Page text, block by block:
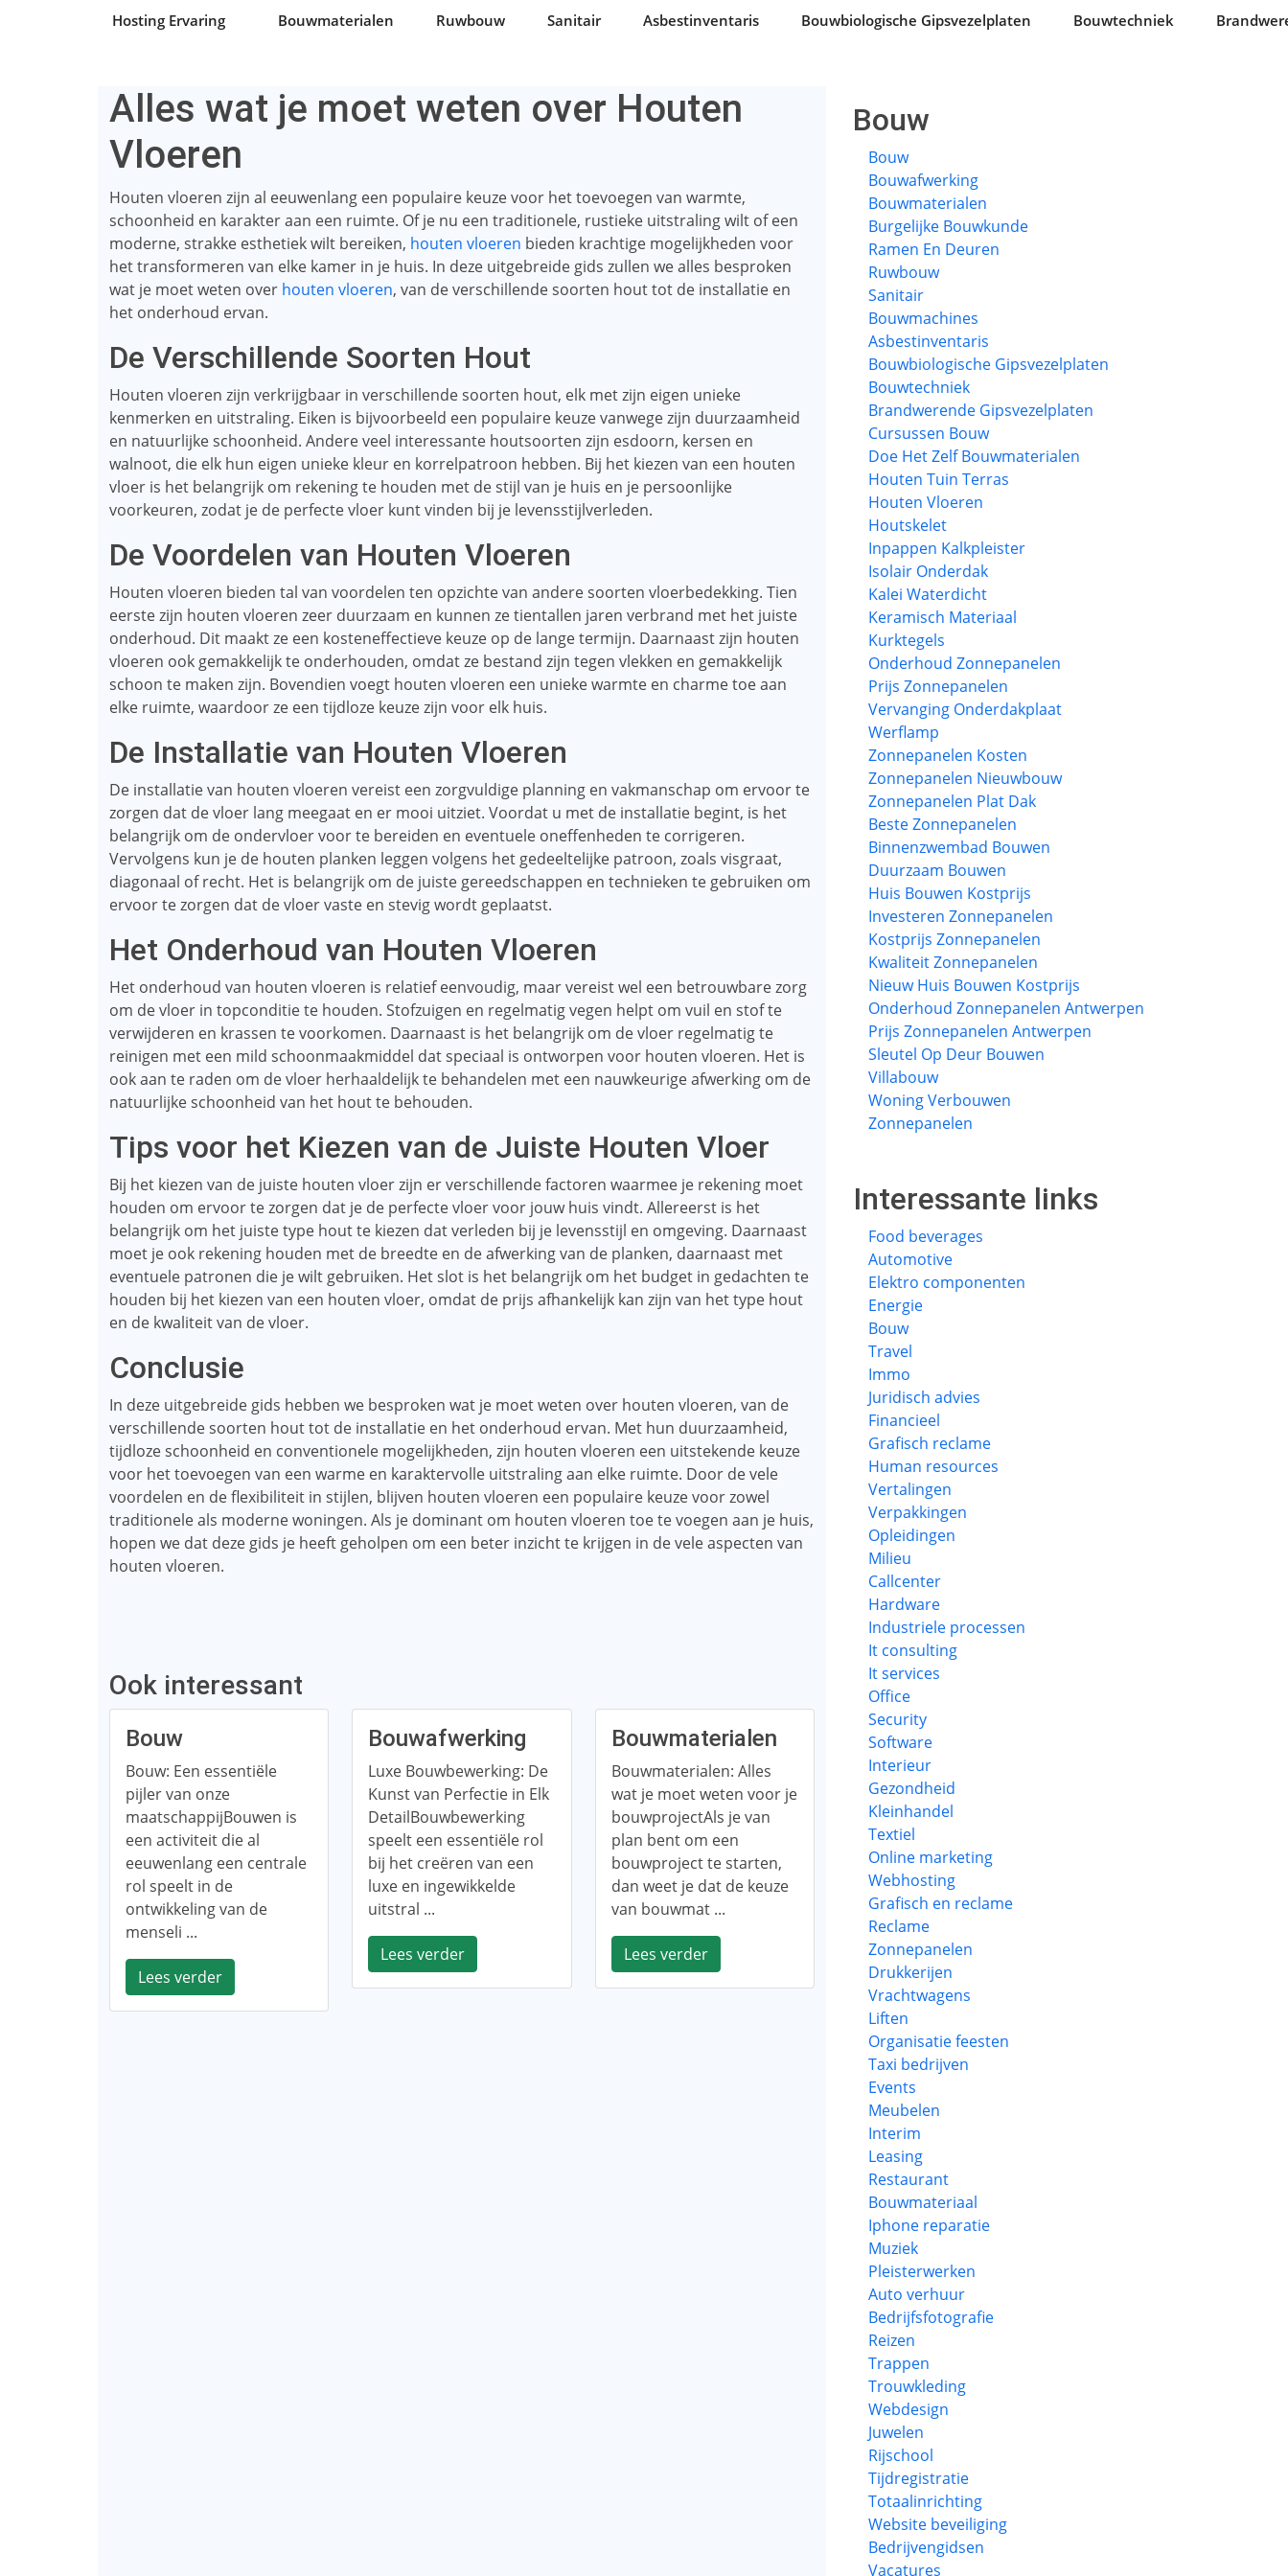
Hosting Ervaring Bouwmaterialen Ruwbouw Sanitair Asbestinventaris Bouwbiologische Gipsvezelplaten Bouwtechniek
Alles wat je moet weten over Houten
Vloeren
Houten vloeren zijn al eeuwenlang een populaire keuze voor het toevoegen van warmte,
schoonheid en karakter aan een ruimte. Of je nu een traditionele, rustieke uitstraling wilt of een
moderne, strakke esthetiek wilt bereiken, houten vloeren bieden krachtige mogelijkheden voor
het transformeren van elke kamer in je huis. In deze uitgebreide gids zullen we alles besproken
wat je moet weten over houten vloeren, van de verschillende soorten hout tot de installatie en
het onderhoud ervan.
De Verschillende Soorten Hout
Houten vloeren zijn verkrijgbaar in verschillende soorten hout, elk met zijn eigen unieke
kenmerken en uitstraling. Eiken is bijvoorbeeld een populaire keuze vanwege zijn duurzaamheid
en natuurlijke schoonheid. Andere veel interessante houtsoorten zijn esdoorn, kersen en
walnoot, die elk hun eigen unieke kleur en korrelpatroon hebben. Bij het kiezen van een houten
vloer is het belangrijk om rekening te houden met de stijl van je huis en je persoonlijke
voorkeuren, zodat je de perfecte vloer kunt vinden bij je levensstijlverleden.
De Voordelen van Houten Vloeren
Houten vloeren bieden tal van voordelen ten opzichte van andere soorten vloerbedekking. Tien
eerste zijn houten vloeren zeer duurzaam en kunnen ze tientallen jaren verbrand met het juiste
onderhoud. Dit maakt ze een kosteneffectieve keuze op de lange termijn. Daarnaast zijn houten
vloeren ook gemakkelijk te onderhouden, omdat ze bestand zijn tegen vlekken en gemakkelijk
schoon te maken zijn. Bovendien voegt houten vloeren een unieke warmte en charme toe aan
elke ruimte, waardoor ze een tijdloze keuze zijn voor elk huis.
De Installatie van Houten Vloeren
De installatie van houten vloeren vereist een zorgvuldige planning en vakmanschap om ervoor te
zorgen dat de vloer lang meegaat en er mooi uitziet. Voordat u met de installatie begint, is het
belangrijk om de ondervloer voor te bereiden en eventuele oneffenheden te corrigeren.
Vervolgens kun je de houten planken leggen volgens het gedeeltelijke patroon, zoals visgraat,
diagonaal of recht. Het is belangrijk om de juiste gereedschappen en technieken te gebruiken om
ervoor te zorgen dat de vloer vaste en stevig wordt geplaatst.
Het Onderhoud van Houten Vloeren
Het onderhoud van houten vloeren is relatief eenvoudig, maar vereist wel een betrouwbare zorg
om de vloer in topconditie te houden. Stofzuigen en regelmatig vegen helpt om vuil en stof te
verwijderen en krassen te voorkomen. Daarnaast is het belangrijk om de vloer regelmatig te
reinigen met een mild schoonmaakmiddel dat speciaal is ontworpen voor houten vloeren. Het is
ook aan te raden om de vloer herhaaldelijk te behandelen met een nauwkeurige afwerking om de
natuurlijke schoonheid van het hout te behouden.
Tips voor het Kiezen van de Juiste Houten Vloer
Bij het kiezen van de juiste houten vloer zijn er verschillende factoren waarmee je rekening moet
houden om ervoor te zorgen dat je de perfecte vloer voor jouw huis vindt. Allereerst is het
belangrijk om het juiste type hout te kiezen dat verleden bij je levensstijl en omgeving. Daarnaast
moet je ook rekening houden met de breedte en de afwerking van de planken, daarnaast met
eventuele patronen die je wilt gebruiken. Het slot is het belangrijk om het budget in gedachten te
houden bij het kiezen van een houten vloer, omdat de prijs afhankelijk kan zijn van het type hout
en de kwaliteit van de vloer.
Conclusie
In deze uitgebreide gids hebben we besproken wat je moet weten over houten vloeren, van de
verschillende soorten hout tot de installatie en het onderhoud ervan. Met hun duurzaamheid,
tijdloze schoonheid en conventionele mogelijkheden, zijn houten vloeren een uitstekende keuze
voor het toevoegen van een warme en karaktervolle uitstraling aan elke ruimte. Door de vele
voordelen en de flexibiliteit in stijlen, blijven houten vloeren een populaire keuze voor zowel
traditionele als moderne woningen. Als je dominant om houten vloeren toe te voegen aan je huis,
hopen we dat deze gids je heeft geholpen om een ​​beter inzicht te krijgen in de vele aspecten van
houten vloeren.
Ook interessant
Bouw
Bouw: Een essentiële
pijler van onze
maatschappijBouwen is
een activiteit die al
eeuwenlang een centrale
rol speelt in de
ontwikkeling van de
menseli ...
Lees verder
Bouwafwerking
Luxe Bouwbewerking: De
Kunst van Perfectie in Elk
DetailBouwbewerking
speelt een essentiële rol
bij het creëren van een
luxe en ingewikkelde
uitstral ...
Lees verder
Bouwmaterialen
Bouwmaterialen: Alles
wat je moet weten voor je
bouwprojectAls je van
plan bent om een ​​
bouwproject te starten,
dan weet je dat de keuze
van bouwmat ...
Lees verder
Bouw
Bouw
Bouwafwerking
Bouwmaterialen
Burgelijke Bouwkunde
Ramen En Deuren
Ruwbouw
Sanitair
Bouwmachines
Asbestinventaris
Bouwbiologische Gipsvezelplaten
Bouwtechniek
Brandwerende Gipsvezelplaten
Cursussen Bouw
Doe Het Zelf Bouwmaterialen
Houten Tuin Terras
Houten Vloeren
Houtskelet
Inpappen Kalkpleister
Isolair Onderdak
Kalei Waterdicht
Keramisch Materiaal
Kurktegels
Onderhoud Zonnepanelen
Prijs Zonnepanelen
Vervanging Onderdakplaat
Werflamp
Zonnepanelen Kosten
Zonnepanelen Nieuwbouw
Zonnepanelen Plat Dak
Beste Zonnepanelen
Binnenzwembad Bouwen
Duurzaam Bouwen
Huis Bouwen Kostprijs
Investeren Zonnepanelen
Kostprijs Zonnepanelen
Kwaliteit Zonnepanelen
Nieuw Huis Bouwen Kostprijs
Onderhoud Zonnepanelen Antwerpen
Prijs Zonnepanelen Antwerpen
Sleutel Op Deur Bouwen
Villabouw
Woning Verbouwen
Zonnepanelen
Interessante links
Food beverages
Automotive
Elektro componenten
Energie
Bouw
Travel
Immo
Juridisch advies
Financieel
Grafisch reclame
Human resources
Vertalingen
Verpakkingen
Opleidingen
Milieu
Callcenter
Hardware
Industriele processen
It consulting
It services
Office
Security
Software
Interieur
Gezondheid
Kleinhandel
Textiel
Online marketing
Webhosting
Grafisch en reclame
Reclame
Zonnepanelen
Drukkerijen
Vrachtwagens
Liften
Organisatie feesten
Taxi bedrijven
Events
Meubelen
Interim
Leasing
Restaurant
Bouwmateriaal
Iphone reparatie
Muziek
Pleisterwerken
Auto verhuur
Bedrijfsfotografie
Reizen
Trappen
Trouwkleding
Webdesign
Juwelen
Rijschool
Tijdregistratie
Totaalinrichting
Website beveiliging
Bedrijvengidsen
Vacatures